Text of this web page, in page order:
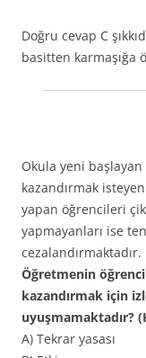
Doğru cevap C
basitten karmaşığa
Okula yeni başlayan
kazandırmak
yapan öğrencileri
yapmayanları ise
cezalandırmaktadır.
Öğretmenin
kazandırmak için
uyuşmamaktadır?
A) Tekrar yasası